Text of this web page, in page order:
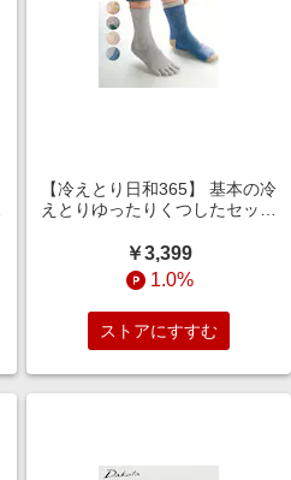
【冷えとり日和365】 基本の冷
えとりゆったりくつしたセット
￥3,399
1.0%
ストアにすすむ